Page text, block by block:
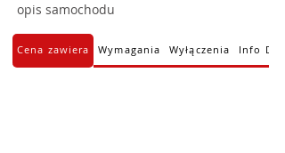
opis samochodu
Cena zawiera Wymagania Wyłączenia Info